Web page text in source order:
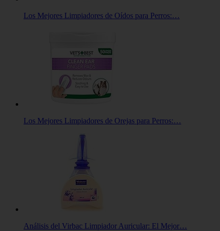
Los Mejores Limpiadores de Oídos para Perros:…
Los Mejores Limpiadores de Orejas para Perros:…
Análisis del Virbac Limpiador Auricular: El Mejor…